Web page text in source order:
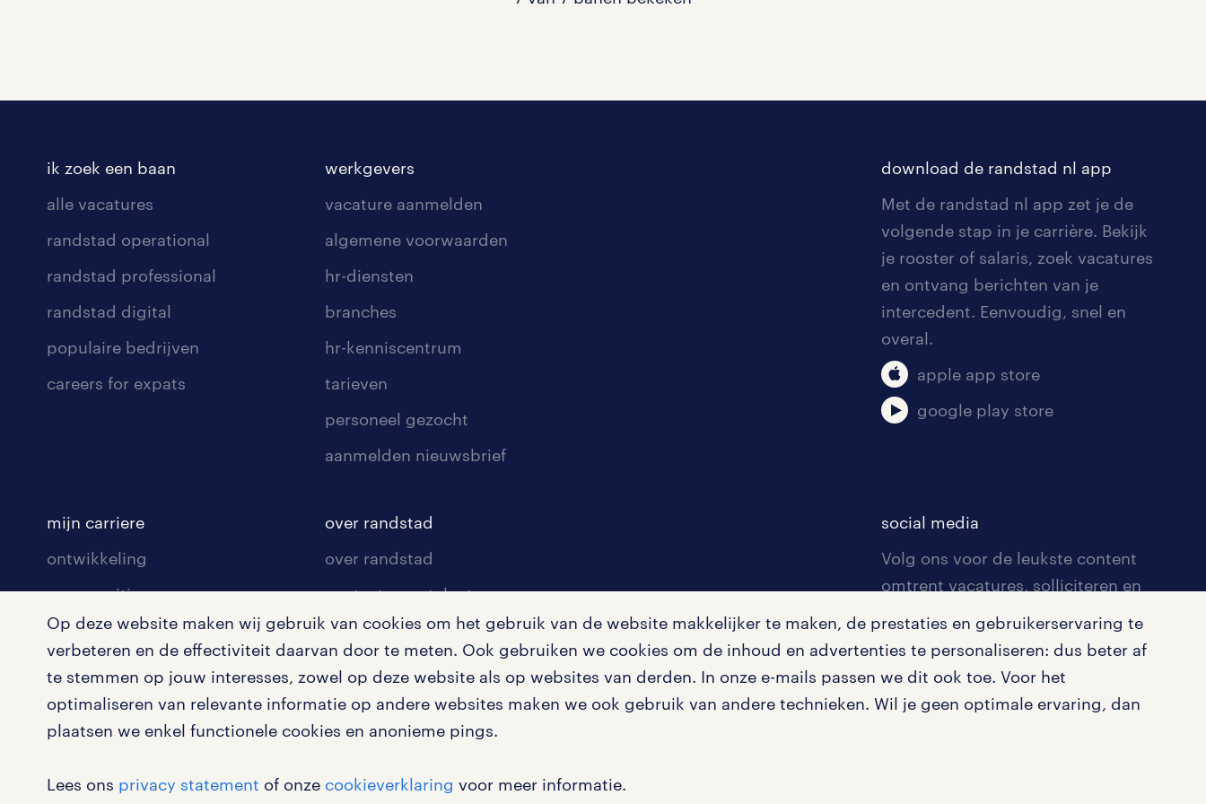
Op deze website maken wij gebruik van cookies om het gebruik van de website makkelijker te maken, de prestaties en gebruikerservaring te
verbeteren en de effectiviteit daarvan door te meten. Ook gebruiken we cookies om de inhoud en advertenties te personaliseren: dus beter af
te stemmen op jouw interesses, zowel op deze website als op websites van derden. In onze e-mails passen we dit ook toe. Voor het
optimaliseren van relevante informatie op andere websites maken we ook gebruik van andere technieken. Wil je geen optimale ervaring, dan
plaatsen we enkel functionele cookies en anonieme pings.
Lees ons privacy statement of onze cookieverklaring voor meer informatie.
ik zoek een baan
alle vacatures
randstad operational
randstad professional
randstad digital
populaire bedrijven
careers for expats
werkgevers
vacature aanmelden
algemene voorwaarden
hr-diensten
branches
hr-kenniscentrum
tarieven
personeel gezocht
aanmelden nieuwsbrief
mijn carriere
ontwikkeling
communities
opleidingen en trainingen
arbeidsvoorwaarden
blogs en artikelen
over randstad
over randstad
contact voor talent
contact voor werkgevers
onze vestigingen
pers
klachten en misstanden
download de randstad nl app
Met de randstad nl app zet je de
volgende stap in je carrière. Bekijk
je rooster of salaris, zoek vacatures
en ontvang berichten van je
intercedent. Eenvoudig, snel en
overal.
apple app store
google play store
social media
Volg ons voor de leukste content
omtrent vacatures, solliciteren en